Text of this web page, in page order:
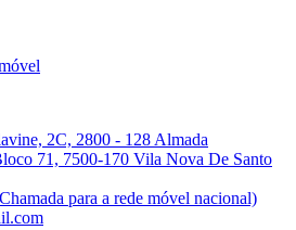
2C, 2800 - 128 Almada
71, 7500-170 Vila Nova De Santo
para a rede móvel nacional)